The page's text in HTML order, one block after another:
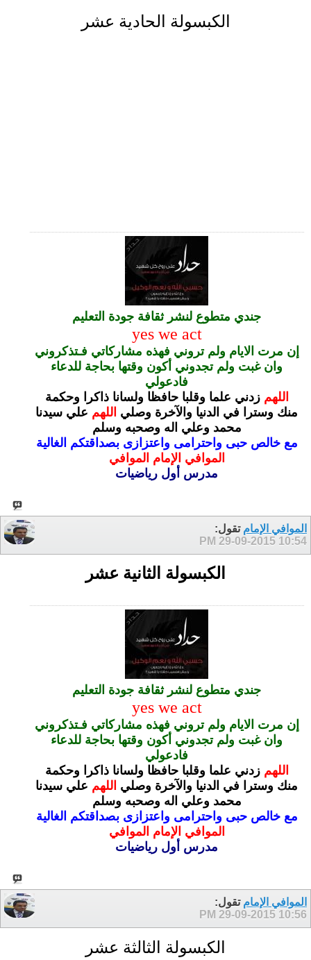
الكبسولة الحادية عشر
جندي متطوع لنشر ثقافة جودة التعليم
yes we act
إن مرت الايام ولم تروني فهذه مشاركاتي فـتذكروني
وان غبت ولم تجدوني أكون وقتها بحاجة للدعاء
فادعولي
اللهم زدني علما وقلبا حافظا ولسانا ذاكرا وحكمة
منك وسترا في الدنيا والآخرة وصلي اللهم علي سيدنا
محمد وعلي اله وصحبه وسلم
مع خالص حبى واحترامى واعتزازى بصداقتكم الغالية
الموافي الإمام الموافي
مدرس أول رياضيات
الموافي الإمام تقول:
29-09-2015 10:54 PM
الكبسولة الثانية عشر
جندي متطوع لنشر ثقافة جودة التعليم
yes we act
إن مرت الايام ولم تروني فهذه مشاركاتي فـتذكروني
وان غبت ولم تجدوني أكون وقتها بحاجة للدعاء
فادعولي
اللهم زدني علما وقلبا حافظا ولسانا ذاكرا وحكمة
منك وسترا في الدنيا والآخرة وصلي اللهم علي سيدنا
محمد وعلي اله وصحبه وسلم
مع خالص حبى واحترامى واعتزازى بصداقتكم الغالية
الموافي الإمام الموافي
مدرس أول رياضيات
الموافي الإمام تقول:
29-09-2015 10:56 PM
الكبسولة الثالثة عشر